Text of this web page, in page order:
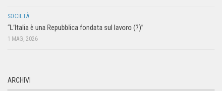
SOCIETÀ
“L’Italia è una Repubblica fondata sul lavoro (?)”
1 MAG, 2026
ARCHIVI